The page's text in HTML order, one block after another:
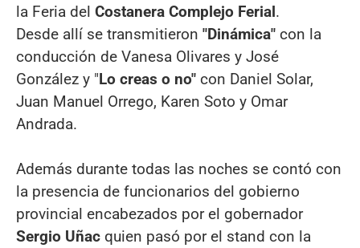
la Feria del Costanera Complejo Ferial.
Desde allí se transmitieron "Dinámica" con la
conducción de Vanesa Olivares y José
González y "Lo creas o no" con Daniel Solar,
Juan Manuel Orrego, Karen Soto y Omar
Andrada.
Además durante todas las noches se contó con
la presencia de funcionarios del gobierno
provincial encabezados por el gobernador
Sergio Uñac quien pasó por el stand con la